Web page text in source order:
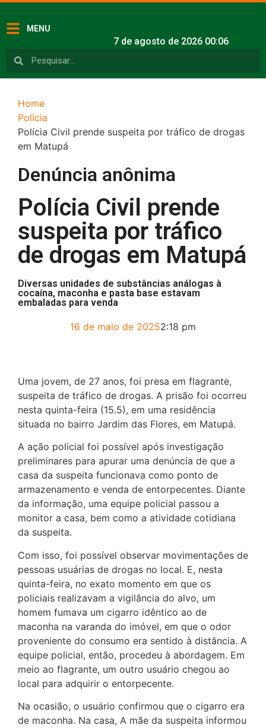
MENU
7 de agosto de 2026 00:06
Home
Polícia
Polícia Civil prende suspeita por tráfico de drogas
em Matupá
Denúncia anônima
Polícia Civil prende
suspeita por tráfico
de drogas em Matupá
Diversas unidades de substâncias análogas à
cocaína, maconha e pasta base estavam
embaladas para venda
16 de maio de 20252:18 pm
Uma jovem, de 27 anos, foi presa em flagrante,
suspeita de tráfico de drogas. A prisão foi ocorreu
nesta quinta-feira (15.5), em uma residência
situada no bairro Jardim das Flores, em Matupá.
A ação policial foi possível após investigação
preliminares para apurar uma denúncia de que a
casa da suspeita funcionava como ponto de
armazenamento e venda de entorpecentes. Diante
da informação, uma equipe policial passou a
monitor a casa, bem como a atividade cotidiana
da suspeita.
Com isso, foi possível observar movimentações de
pessoas usuárias de drogas no local. E, nesta
quinta-feira, no exato momento em que os
policiais realizavam a vigilância do alvo, um
homem fumava um cigarro idêntico ao de
maconha na varanda do imóvel, em que o odor
proveniente do consumo era sentido à distância. A
equipe policial, então, procedeu à abordagem. Em
meio ao flagrante, um outro usuário chegou ao
local para adquirir o entorpecente.
Na ocasião, o usuário confirmou que o cigarro era
de maconha. Na casa, A mãe da suspeita informou